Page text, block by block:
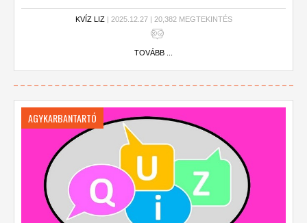
KVÍZ LIZ| 2025.12.27 | 20,382 MEGTEKINTÉS
TOVÁBB ...
AGYKARBANTARTÓ